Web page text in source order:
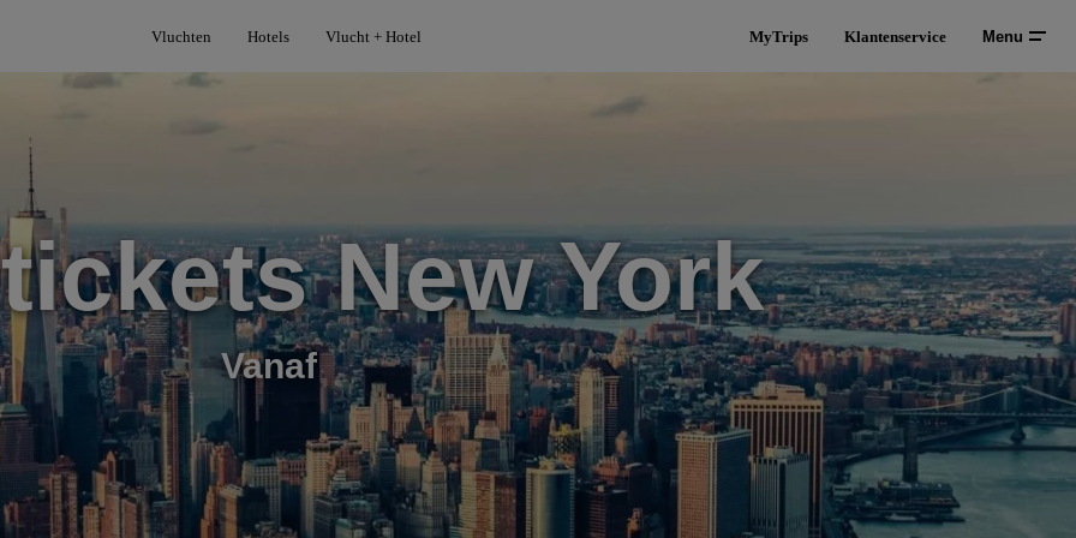
Vluchten Hotels Vlucht + Hotel MyTrips Klantenservice Menu
New York
Vanaf